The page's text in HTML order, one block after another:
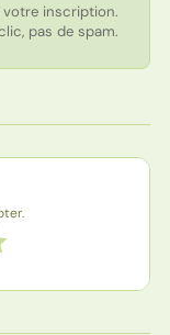
inscription.
pas de spam.
de 1 à 5 étoiles
étoiles